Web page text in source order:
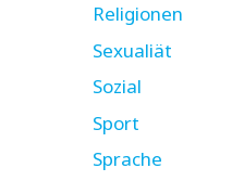
Religionen
Sexualiät
Sozial
Sport
Sprache